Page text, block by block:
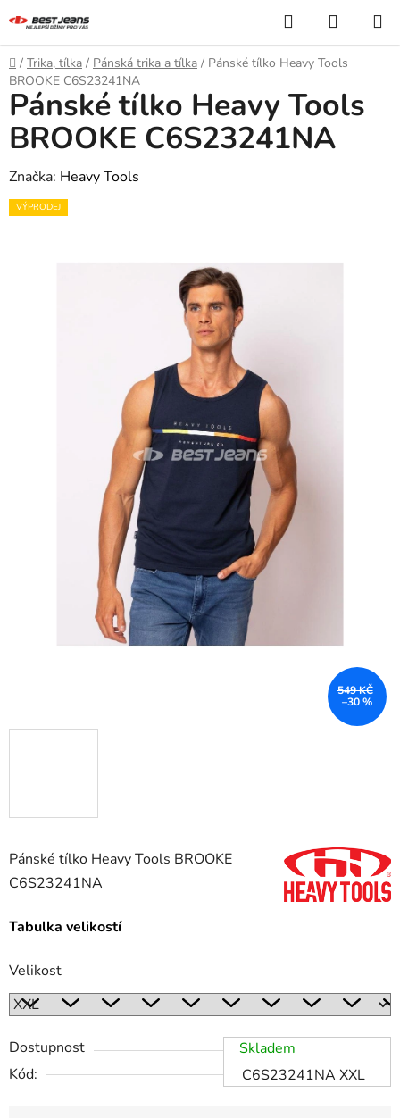
na
obsah
Hledat
KOŠÍK
Domů
/ Trika, tílka / Pánská trika a tílka / Pánské tílko Heavy Tools
BROOKE C6S23241NA
Pánské tílko Heavy Tools BROOKE
C6S23241NA
Tabulka velikostí
Velikost
Dostupnost
Skladem
Kód:
C6S23241NA XXL
Pánské tílko Heavy Tools
BROOKE C6S23241NA
Značka: Heavy Tools
VÝPRODEJ
549 KČ
–30 %